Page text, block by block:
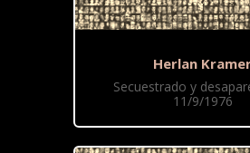
Herlan
Secuestrado y
11/9/1976